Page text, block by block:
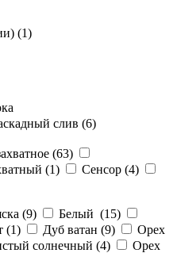
(1)
слив (6)
(63)
(1) Сенсор (4)
(9) Белый (15)
(1) Дуб ватан (9)
Орех
солнечный (4)
Орех